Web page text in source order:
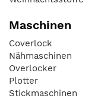
Maschinen
Coverlock
Nähmaschinen
Overlocker
Plotter
Stickmaschinen